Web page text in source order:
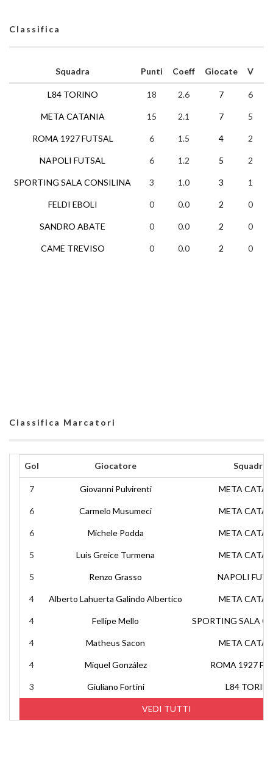
Classifica
Squadra
L84 TORINO
META CATANIA
ROMA 1927 FUTSAL
NAPOLI FUTSAL
SPORTING SALA CONSILINA
FELDI EBOLI
SANDRO ABATE
CAME TREVISO
Punti Coeff Giocate V
18 2.6 7 6
15 2.1 7 5
6 1.5 4 2
6 1.2 5 2
3 1.0 3 1
0 0.0 2 0
0 0.0 2 0
0 0.0 2 0
Classifica Marcatori
Gol Giocatore Squadra
VEDI TUTTI
7 Giovanni Pulvirenti META
6 Carmelo Musumeci META
6 Michele Podda META
5 Luis Greice Turmena META
5 Renzo Grasso NAPOLI
4 Alberto Lahuerta Galindo Albertico META
4 Fellipe Mello SPORTING SALA
4 Matheus Sacon META
4 Miquel González ROMA 1927
3 Giuliano Fortini L84